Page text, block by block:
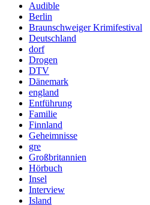
Audible
Berlin
Braunschweiger Krimifestival
Deutschland
dorf
Drogen
DTV
Dänemark
england
Entführung
Familie
Finnland
Geheimnisse
gre
Großbritannien
Hörbuch
Insel
Interview
Island